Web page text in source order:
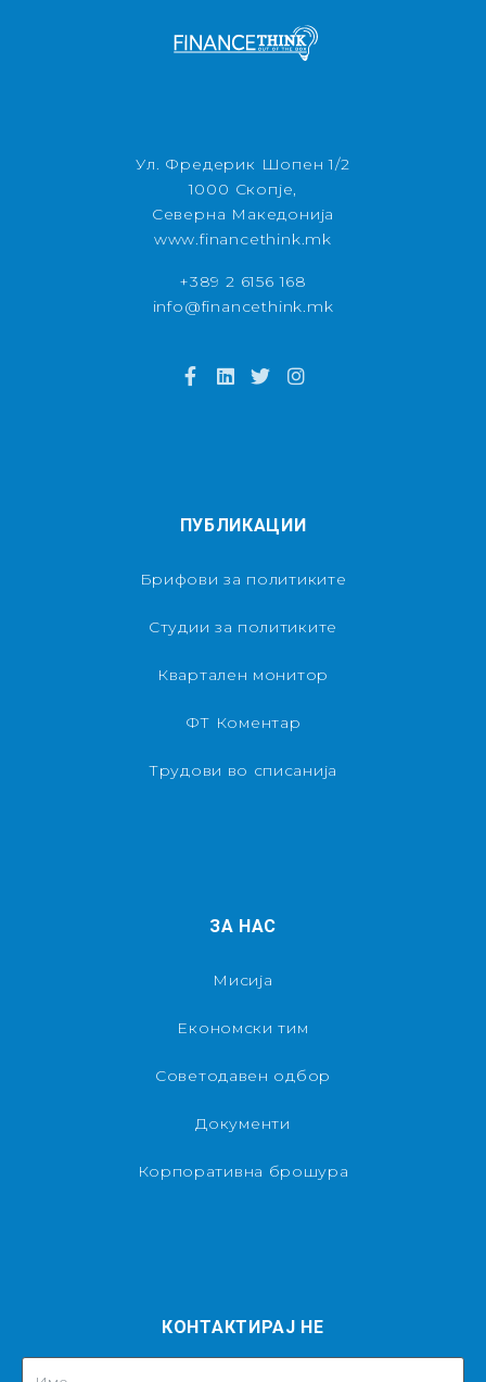
Ул. Фредерик Шопен 1/2
1000 Скопје,
Северна Македонија
www.financethink.mk
+389 2 6156 168
info@financethink.mk
ПУБЛИКАЦИИ
Брифови за политиките
Студии за политиките
Квартален монитор
ФТ Коментар
Трудови во списанија
ЗА НАС
Мисија
Економски тим
Советодавен одбор
Документи
Корпоративна брошура
КОНТАКТИРАЈ НЕ